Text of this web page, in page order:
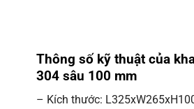
Thông số kỹ thuật của
304 sâu 100 mm
– Kích thước: